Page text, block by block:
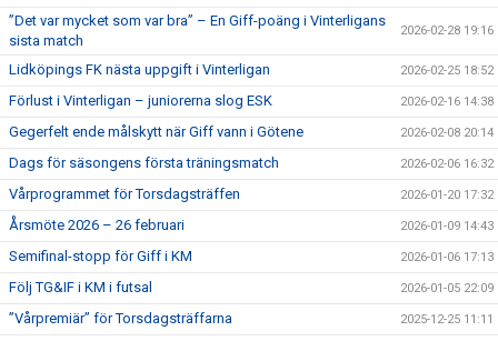
”Det var mycket som var bra” – En Giff-poäng i Vinterligans
sista match
2026-02-28 19:16
Lidköpings FK nästa uppgift i Vinterligan 2026-02-25 18:52
Förlust i Vinterligan – juniorerna slog ESK 2026-02-16 14:38
Gegerfelt ende målskytt när Giff vann i Götene 2026-02-08 20:14
Dags för säsongens första träningsmatch 2026-02-06 16:32
Vårprogrammet för Torsdagsträffen 2026-01-20 17:32
Årsmöte 2026 – 26 februari 2026-01-09 14:43
Semifinal-stopp för Giff i KM 2026-01-06 17:13
Följ TG&IF i KM i futsal 2026-01-05 22:09
”Vårpremiär” för Torsdagsträffarna 2025-12-25 11:11